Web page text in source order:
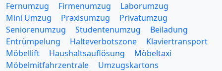
Fernumzug
Firmenumzug
Laborumzug
Mini Umzug
Praxisumzug
Privatumzug
Seniorenumzug
Studentenumzug
Beiladung
Entrümpelung
Halteverbotszone
Klaviertransport
Möbellift
Haushaltsauflösung
Möbeltaxi
Möbelmitfahrzentrale
Umzugskartons